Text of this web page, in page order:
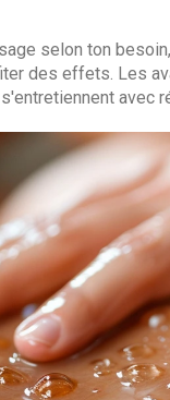
selon ton
des effets. Les
avec